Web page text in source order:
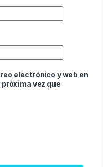
electrónico y web en
vez que